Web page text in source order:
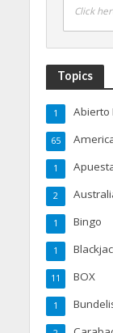
Click
Topics
Abierto
1
65
1
2
Bingo
1
1
BOX
11
1